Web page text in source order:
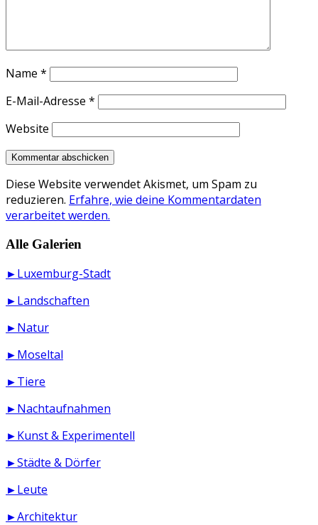
Name *
E-Mail-Adresse *
Website
Diese Website verwendet Akismet, um Spam zu
reduzieren. Erfahre, wie deine Kommentardaten
verarbeitet werden.
Alle Galerien
►Luxemburg-Stadt
►Landschaften
►Natur
►Moseltal
►Tiere
►Nachtaufnahmen
►Kunst & Experimentell
►Städte & Dörfer
►Leute
►Architektur